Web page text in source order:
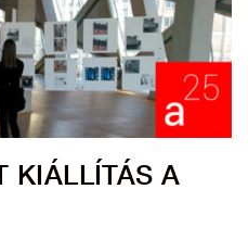
KIÁLLÍTÁS A